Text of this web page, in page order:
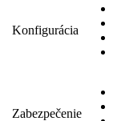
Konfigurácia
Zabezpečenie